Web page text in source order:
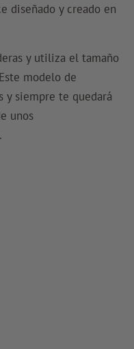
diseñado y creado en
y utiliza el tamaño
Este modelo de
siempre te quedará
unos